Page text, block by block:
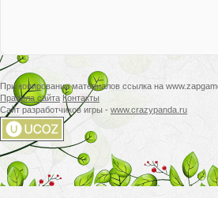
При копировании материалов ссылка на
Правила сайта Контакты
Сайт разработчиков игры - www.crazypanda.ru